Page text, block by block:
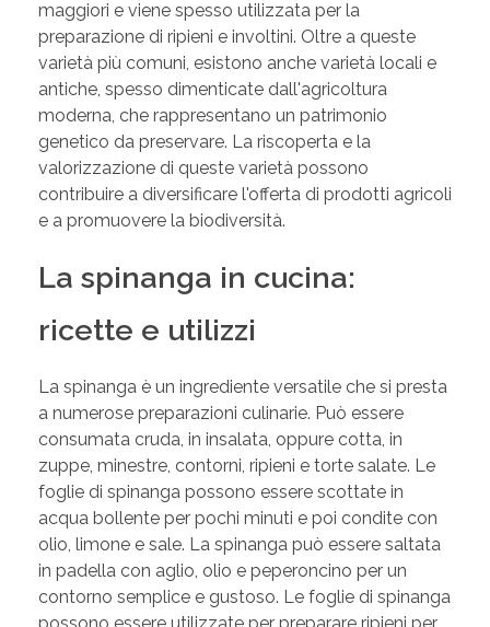
maggiori e viene spesso utilizzata per la
preparazione di ripieni e involtini. Oltre a queste
varietà più comuni, esistono anche varietà locali e
antiche, spesso dimenticate dall'agricoltura
moderna, che rappresentano un patrimonio
genetico da preservare. La riscoperta e la
valorizzazione di queste varietà possono
contribuire a diversificare l'offerta di prodotti agricoli
e a promuovere la biodiversità.
La spinanga in cucina:
ricette e utilizzi
La spinanga è un ingrediente versatile che si presta
a numerose preparazioni culinarie. Può essere
consumata cruda, in insalata, oppure cotta, in
zuppe, minestre, contorni, ripieni e torte salate. Le
foglie di spinanga possono essere scottate in
acqua bollente per pochi minuti e poi condite con
olio, limone e sale. La spinanga può essere saltata
in padella con aglio, olio e peperoncino per un
contorno semplice e gustoso. Le foglie di spinanga